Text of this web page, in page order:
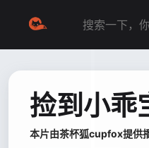
捡到小乖
本片由茶杯狐cupfox提供